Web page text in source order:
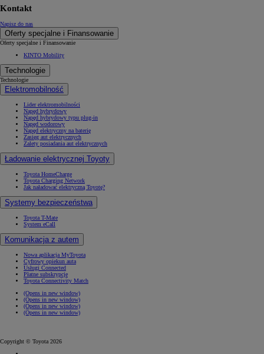
Kontakt
Napisz do nas
Oferty specjalne i Finansowanie
Oferty specjalne i Finansowanie
KINTO Mobility
Technologie
Technologie
Elektromobilność
Lider elektromobilności
Napęd hybrydowy
Napęd hybrydowy typu plug-in
Napęd wodorowy
Napęd elektryczny na baterię
Zasięg aut elektrycznych
Zalety posiadania aut elektrycznych
Ładowanie elektrycznej Toyoty
Toyota HomeCharge
Toyota Charging Network
Jak naładować elektryczną Toyotę?
Systemy bezpieczeństwa
Toyota T-Mate
System eCall
Komunikacja z autem
Nowa aplikacja MyToyota
Cyfrowy opiekun auta
Usługi Connected
Płatne subskrypcje
Toyota Connectivity Match
(Opens in new window)
(Opens in new window)
(Opens in new window)
(Opens in new window)
Copyright © Toyota 2026